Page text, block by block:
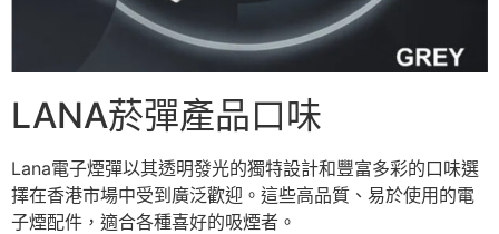
LANA菸彈產品口味
Lana電子煙彈以其透明發光的獨特設計和豐富多彩的口味選
擇在香港市場中受到廣泛歡迎。這些高品質、易於使用的電
子煙配件，適合各種喜好的吸煙者。